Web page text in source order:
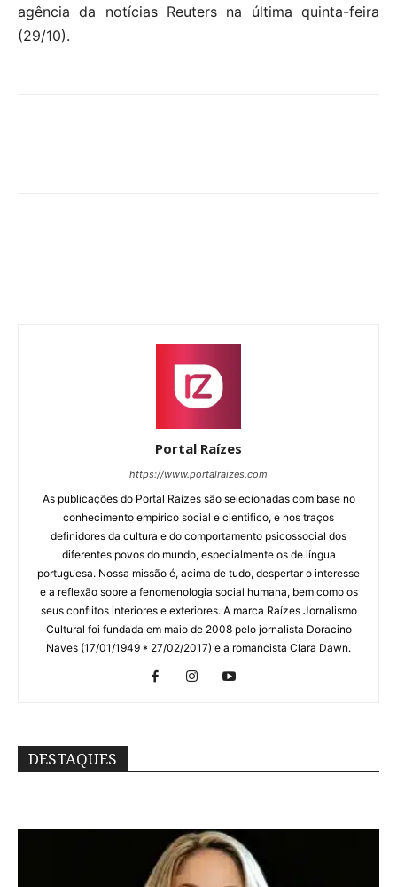
agência da notícias Reuters na última quinta-feira
(29/10).
Portal Raízes
https://www.portalraizes.com
As publicações do Portal Raízes são selecionadas com base no
conhecimento empírico social e cientifico, e nos traços
definidores da cultura e do comportamento psicossocial dos
diferentes povos do mundo, especialmente os de língua
portuguesa. Nossa missão é, acima de tudo, despertar o interesse
e a reflexão sobre a fenomenologia social humana, bem como os
seus conflitos interiores e exteriores. A marca Raízes Jornalismo
Cultural foi fundada em maio de 2008 pelo jornalista Doracino
Naves (17/01/1949 * 27/02/2017) e a romancista Clara Dawn.
DESTAQUES